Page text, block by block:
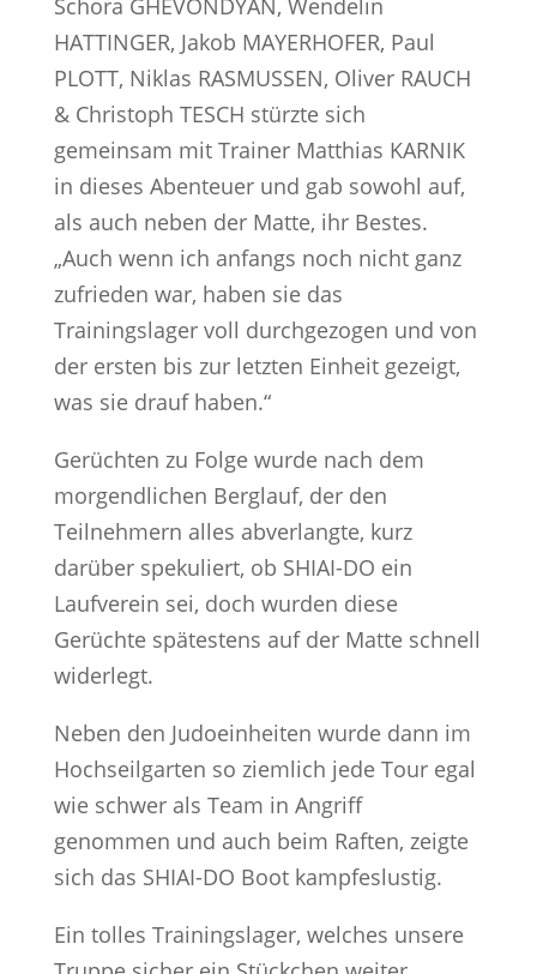
HATTINGER, Jakob MAYERHOFER, Paul
PLOTT, Niklas RASMUSSEN, Oliver RAUCH
& Christoph TESCH stürzte sich
gemeinsam mit Trainer Matthias KARNIK
in dieses Abenteuer und gab sowohl auf,
als auch neben der Matte, ihr Bestes.
„Auch wenn ich anfangs noch nicht ganz
zufrieden war, haben sie das
Trainingslager voll durchgezogen und von
der ersten bis zur letzten Einheit gezeigt,
was sie drauf haben.“
Gerüchten zu Folge wurde nach dem
morgendlichen Berglauf, der den
Teilnehmern alles abverlangte, kurz
darüber spekuliert, ob SHIAI-DO ein
Laufverein sei, doch wurden diese
Gerüchte spätestens auf der Matte schnell
widerlegt.
Neben den Judoeinheiten wurde dann im
Hochseilgarten so ziemlich jede Tour egal
wie schwer als Team in Angriff
genommen und auch beim Raften, zeigte
sich das SHIAI-DO Boot kampfeslustig.
Ein tolles Trainingslager, welches unsere